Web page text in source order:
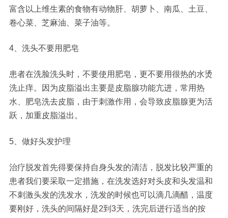
富含以上维生素的食物有动物肝、胡萝卜、南瓜、土豆、
卷心菜、芝麻油、菜子油等。
4、洗头不要用肥皂
患者在洗脸洗头时，不要使用肥皂，更不要用很热的水烫
洗止痒。因为皮脂溢出主要是皮脂腺功能亢进，常用热
水、肥皂洗去皮脂，由于刺激作用，会导致皮脂腺更为活
跃，加重皮脂溢出。
5、做好头发护理
治疗脱发首先得要保持自身头发的清洁，脱发比较严重的
患者我们要采取一定措施，在洗发选好对头皮和头发温和
不刺激头发的洗发水，洗发的时候也可以滴几滴醋，温度
要刚好，洗头的间隔好是2到3天，洗完后进行适当的按